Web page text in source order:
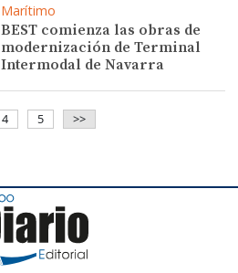
Marítimo
BEST comienza las obras de
modernización de Terminal
Intermodal de Navarra
4 5 >>